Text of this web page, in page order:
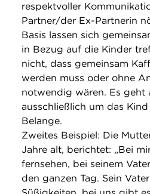
respektvoller
Partner/der Ex-Partnerin
Basis lassen sich
in Bezug auf die Kinder
nicht, dass gemeinsam
werden muss oder ohne
notwendig wären. Es geht
ausschließlich um das
Belange.
Zweites Beispiel: Die
Jahre alt, berichtet: „Bei
fernsehen, bei seinem
den ganzen Tag. Sein